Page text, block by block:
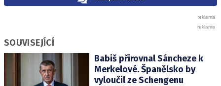
SOUVISEJÍCÍ
Babiš přirovnal Sáncheze k
Merkelové. Španělsko by
vyloučil ze Schengenu